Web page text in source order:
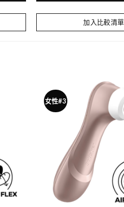
加入比較清單
女性#3